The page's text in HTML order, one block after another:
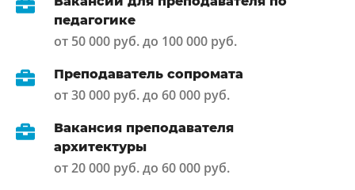
педагогике
от 50 000 руб. до 100 000 руб.
Преподаватель сопромата
от 30 000 руб. до 60 000 руб.
Вакансия преподавателя
архитектуры
от 20 000 руб. до 60 000 руб.